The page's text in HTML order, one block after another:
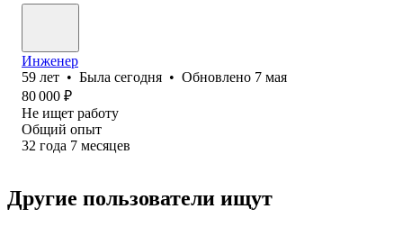
Инженер
59 лет • Была сегодня • Обновлено 7 мая
80 000 ₽
Не ищет работу
Общий опыт
32 года 7 месяцев
Другие пользователи ищут